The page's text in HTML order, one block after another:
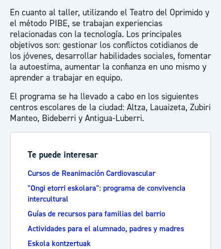
En cuanto al taller, utilizando el Teatro del Oprimido y
el método PIBE, se trabajan experiencias
relacionadas con la tecnología. Los principales
objetivos son: gestionar los conflictos cotidianos de
los jóvenes, desarrollar habilidades sociales, fomentar
la autoestima, aumentar la confianza en uno mismo y
aprender a trabajar en equipo.
El programa se ha llevado a cabo en los siguientes
centros escolares de la ciudad: Altza, Lauaizeta, Zubiri
Manteo, Bideberri y Antigua-Luberri.
Te puede interesar
Cursos de Reanimación Cardiovascular
"Ongi etorri eskolara": programa de convivencia
intercultural
Guías de recursos para familias del barrio
Actividades para el alumnado, padres y madres
Eskola kontzertuak